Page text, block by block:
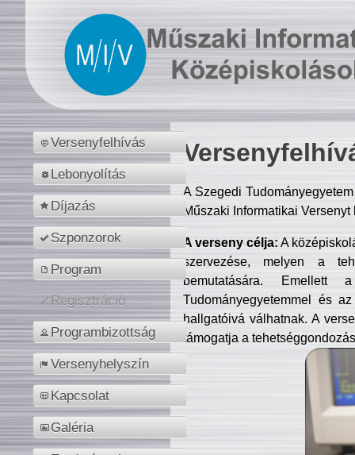
Versenyfelhívás
Lebonyolítás
Díjazás
Szponzorok
Program
Regisztráció
Programbizottság
Versenyhelyszín
Kapcsolat
Galéria
A Szegedi
Műszaki Informatikai
A verseny célja: A
szervezése, melyen a
bemutatására. Emellett
Tudományegyetemmel és
hallgatóivá válhatnak. A
támogatja a